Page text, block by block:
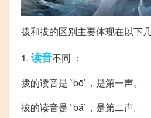
拨和拔的区别主要体现在以下
1. 读音不同 ：
拨的读音是 `bō`，是第一声。
拔的读音是 `bá`，是第二声。